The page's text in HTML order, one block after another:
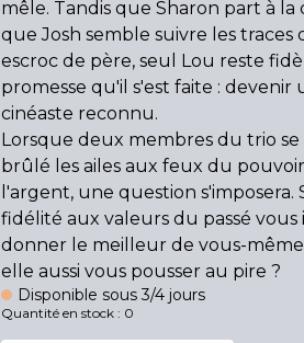
mêle. Tandis que Sharon part à la
que Josh semble suivre les traces
escroc de père, seul Lou reste
promesse qu'il s'est faite : devenir
cinéaste reconnu.
Lorsque deux membres du trio se
brûlé les ailes aux feux du
l'argent, une question s'imposera.
fidélité aux valeurs du passé vous
donner le meilleur de vous-
elle aussi vous pousser au pire ?
Disponible sous 3/4 jours
Quantité en stock : 0